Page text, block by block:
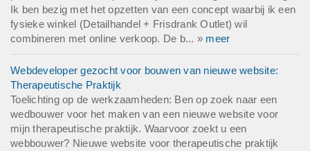
Ik ben bezig met het opzetten van een concept waarbij ik een
fysieke winkel (Detailhandel + Frisdrank Outlet) wil
combineren met online verkoop. De b... » meer
Webdeveloper gezocht voor bouwen van nieuwe website:
Therapeutische Praktijk
Toelichting op de werkzaamheden: Ben op zoek naar een
wedbouwer voor het maken van een nieuwe website voor
mijn therapeutische praktijk. Waarvoor zoekt u een
webbouwer? Nieuwe website voor therapeutische praktijk